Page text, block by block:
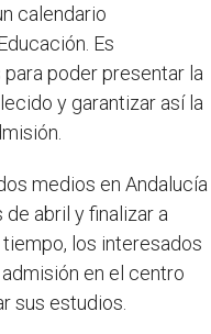
calendario
Es
poder presentar la
y garantizar así la
medios en Andalucía
abril y finalizar a
los interesados
en el centro
sus estudios.